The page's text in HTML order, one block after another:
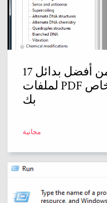
17 من أفضل بدائل Adobe Acrobat
لملفات PDF لجهاز الكمبيوتر الخاص
بك
مجانية